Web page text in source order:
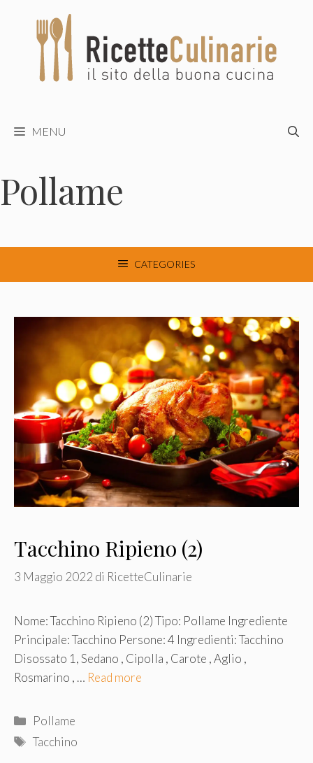
contenuto
MENU
Pollame
CATEGORIES
Tacchino Ripieno (2)
3 Maggio 2022 di RicetteCulinarie
Nome: Tacchino Ripieno (2) Tipo: Pollame Ingrediente
Principale: Tacchino Persone: 4 Ingredienti: Tacchino
Disossato 1, Sedano , Cipolla , Carote , Aglio ,
Rosmarino , … Read more
Categorie
Pollame
Tag
Tacchino